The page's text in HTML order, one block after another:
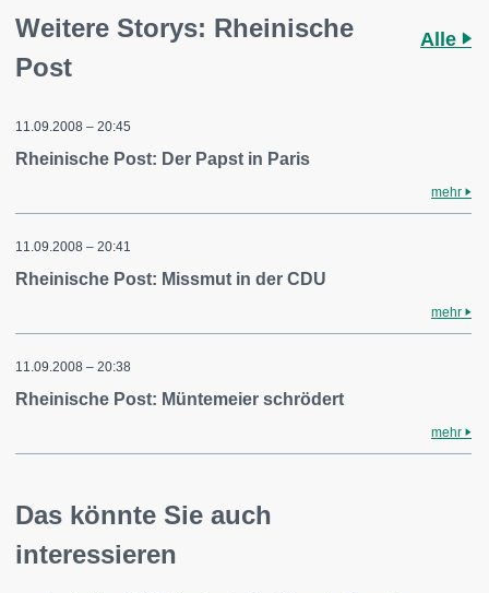
Weitere Storys: Rheinische
Post
Alle
11.09.2008 – 20:45
Rheinische Post: Der Papst in Paris
mehr
11.09.2008 – 20:41
Rheinische Post: Missmut in der CDU
mehr
11.09.2008 – 20:38
Rheinische Post: Müntemeier schrödert
mehr
Das könnte Sie auch
interessieren